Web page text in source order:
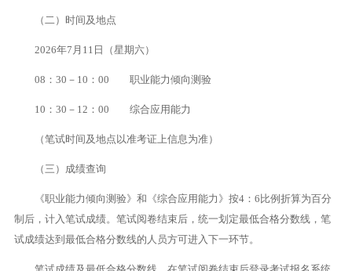
（二）时间及地点
2026年7月11日（星期六）
08：30－10：00 职业能力倾向测验
10：30－12：00 综合应用能力
（笔试时间及地点以准考证上信息为准）
（三）成绩查询
《职业能力倾向测验》和《综合应用能力》按4：6比例折算为百分
制后，计入笔试成绩。笔试阅卷结束后，统一划定最低合格分数线，笔
试成绩达到最低合格分数线的人员方可进入下一环节。